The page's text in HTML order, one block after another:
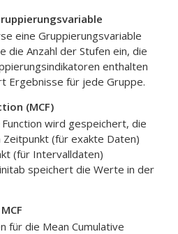
eine Gruppierungsvariable
die Anzahl der Stufen ein, die
enthalten
Ergebnisse für jede Gruppe.
(MCF)
wird gespeichert, die
(für exakte Daten)
(für Intervalldaten)
speichert die Werte in der
für die Mean Cumulative